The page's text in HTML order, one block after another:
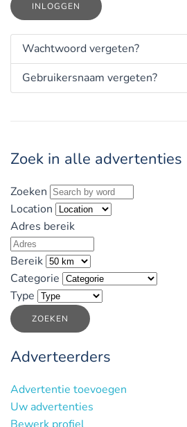
INLOGGEN
Wachtwoord vergeten?
Gebruikersnaam vergeten?
Zoek in alle advertenties
Zoeken
Location
Adres bereik
Bereik
Categorie
Type
ZOEKEN
Adverteerders
Advertentie toevoegen
Uw advertenties